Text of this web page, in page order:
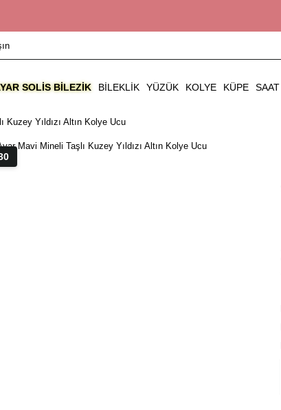
SOLIS BILEZIK BILEKLIK YÜZÜK KOLYE KÜPE SAAT
Kuzey Yıldızı Altın Kolye Ucu